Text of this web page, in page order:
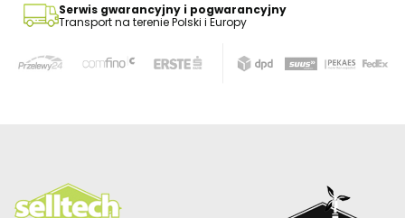
Serwis gwarancyjny i pogwarancyjny
Transport na terenie Polski i Europy